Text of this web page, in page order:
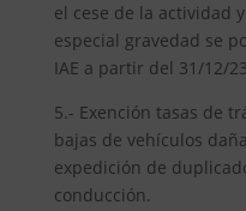
el cese de la actividad
especial gravedad se
IAE a partir del 31/12/
5.- Exención tasas de
bajas de vehículos
expedición de
conducción.